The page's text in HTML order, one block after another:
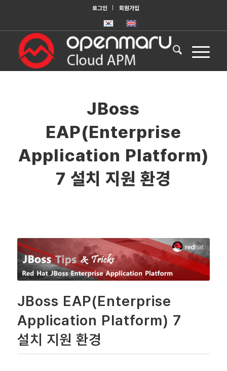
로그인 회원가입
JBoss
EAP(Enterprise
Application Platform)
7 설치 지원 환경
JBoss EAP(Enterprise
Application Platform) 7
설치 지원 환경